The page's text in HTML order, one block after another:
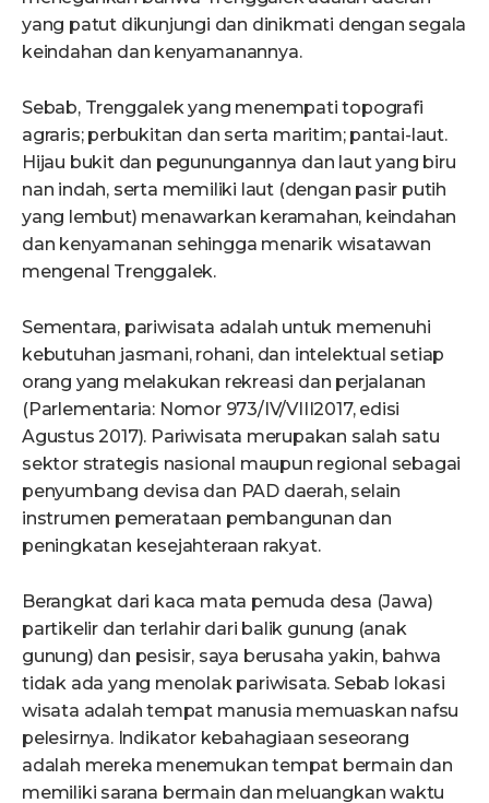
yang patut dikunjungi dan dinikmati dengan segala
keindahan dan kenyamanannya.
Sebab, Trenggalek yang menempati topografi
agraris; perbukitan dan serta maritim; pantai-laut.
Hijau bukit dan pegunungannya dan laut yang biru
nan indah, serta memiliki laut (dengan pasir putih
yang lembut) menawarkan keramahan, keindahan
dan kenyamanan sehingga menarik wisatawan
mengenal Trenggalek.
Sementara, pariwisata adalah untuk memenuhi
kebutuhan jasmani, rohani, dan intelektual setiap
orang yang melakukan rekreasi dan perjalanan
(Parlementaria: Nomor 973/IV/VIII2017, edisi
Agustus 2017). Pariwisata merupakan salah satu
sektor strategis nasional maupun regional sebagai
penyumbang devisa dan PAD daerah, selain
instrumen pemerataan pembangunan dan
peningkatan kesejahteraan rakyat.
Berangkat dari kaca mata pemuda desa (Jawa)
partikelir dan terlahir dari balik gunung­­ (anak
gunung) dan pesisir, saya berusaha yakin, bahwa
tidak ada yang menolak pariwisata. Sebab lokasi
wisata adalah tempat manusia memuaskan nafsu
pelesirnya. Indikator kebahagiaan seseorang
adalah mereka menemukan tempat bermain dan
memiliki sarana bermain dan meluangkan waktu